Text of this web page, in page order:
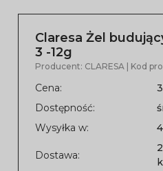
Claresa Żel
3 -12g
Producent: CLARESA | Kod
Cena:
Dostępność:
Wysyłka w:
Dostawa: